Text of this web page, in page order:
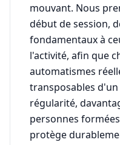
mouvant. Nous
début de session,
fondamentaux à
l'activité, afin que
automatismes
transposables
régularité,
personnes
protège